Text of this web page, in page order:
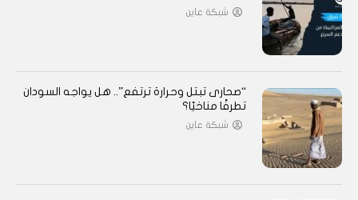
شبكة عاين
“صحارى تبتل وحرارة ترتفع”.. هل يواجه السودان
تطرفًا مناخيًا؟
شبكة عاين